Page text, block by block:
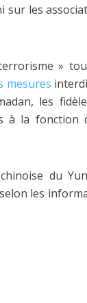
sur les
»
mesures
les
à la fonction
du
les